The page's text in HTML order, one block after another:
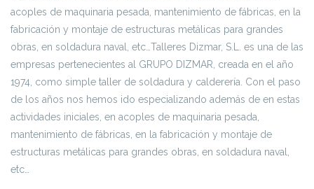
acoples de maquinaria pesada, mantenimiento de fábricas, en la
fabricación y montaje de estructuras metálicas para grandes
obras, en soldadura naval, etc…Talleres Dizmar, S.L. es una de las
empresas pertenecientes al GRUPO DIZMAR, creada en el año
1974, como simple taller de soldadura y calderería. Con el paso
de los años nos hemos ido especializando además de en estas
actividades iniciales, en acoples de maquinaria pesada,
mantenimiento de fábricas, en la fabricación y montaje de
estructuras metálicas para grandes obras, en soldadura naval,
etc…